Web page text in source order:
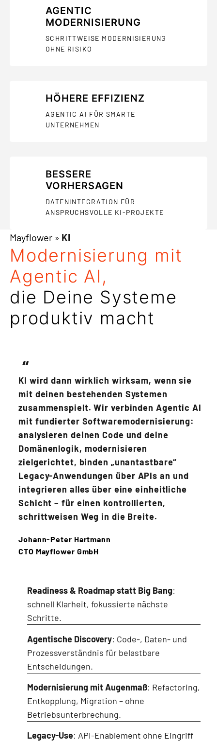
AGENTIC
MODERNISIERUNG
SCHRITTWEISE MODERNISIERUNG
OHNE RISIKO
HÖHERE EFFIZIENZ
AGENTIC AI FÜR SMARTE
UNTERNEHMEN
BESSERE
VORHERSAGEN
DATENINTEGRATION FÜR
ANSPRUCHSVOLLE KI-PROJEKTE
Mayflower » KI
Modernisierung mit
Agentic AI,
die Deine Systeme
produktiv macht
KI wird dann wirklich wirksam, wenn sie
mit deinen bestehenden Systemen
zusammenspielt. Wir verbinden Agentic AI
mit fundierter Softwaremodernisierung:
analysieren deinen Code und deine
Domänenlogik, modernisieren
zielgerichtet, binden „unantastbare“
Legacy-Anwendungen über APIs an und
integrieren alles über eine einheitliche
Schicht – für einen kontrollierten,
schrittweisen Weg in die Breite.
Johann-Peter Hartmann
CTO Mayflower GmbH
Readiness & Roadmap statt Big Bang:
schnell Klarheit, fokussierte nächste
Schritte.
Agentische Discovery: Code-, Daten- und
Prozessverständnis für belastbare
Entscheidungen.
Modernisierung mit Augenmaß: Refactoring,
Entkopplung, Migration – ohne
Betriebsunterbrechung.
Legacy-Use: API-Enablement ohne Eingriff